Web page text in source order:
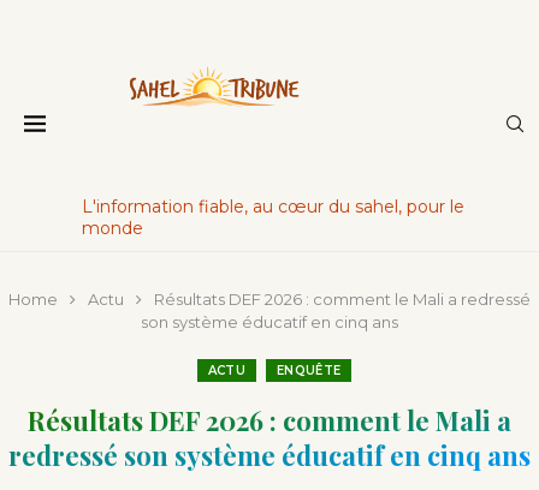
L'information fiable, au cœur du sahel, pour le
monde
Home Actu
Résultats DEF 2026 : comment le Mali a redressé
son système éducatif en cinq ans
ACTU ENQUÊTE
Résultats DEF 2026 : comment le Mali a
redressé son système éducatif en cinq ans